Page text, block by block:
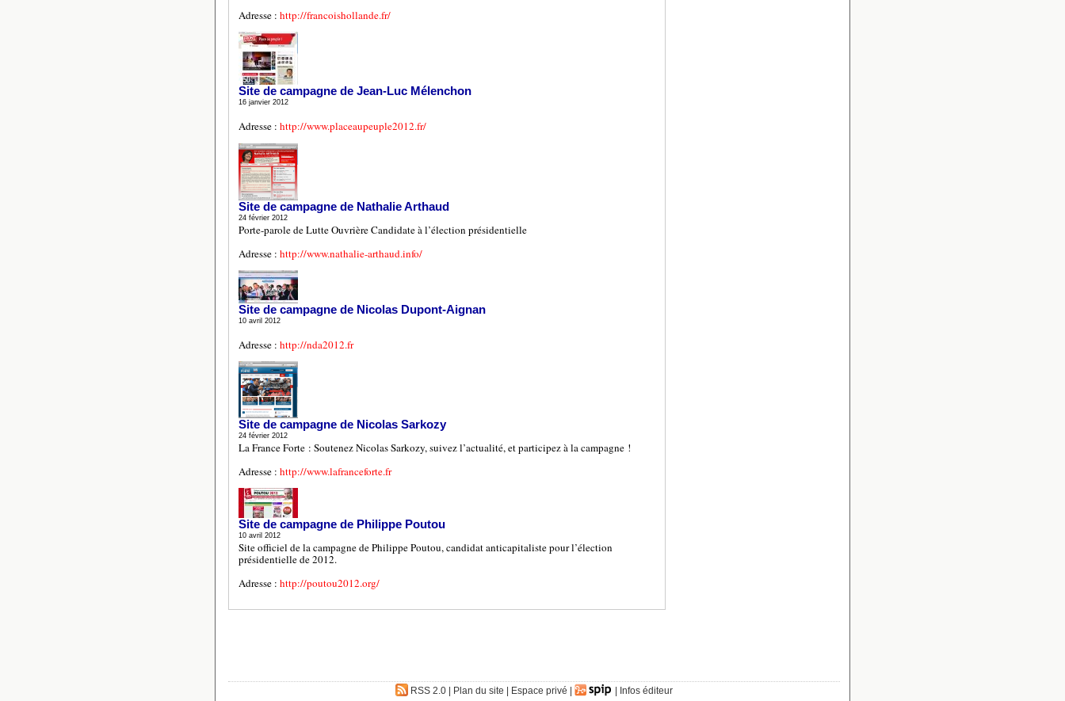
Adresse : http://francoishollande.fr/
Site de campagne de Jean-Luc Mélenchon
16 janvier 2012
Adresse : http://www.placeaupeuple2012.fr/
Site de campagne de Nathalie Arthaud
24 février 2012
Porte-parole de Lutte Ouvrière Candidate à l’élection présidentielle
Adresse : http://www.nathalie-arthaud.info/
Site de campagne de Nicolas Dupont-Aignan
10 avril 2012
Adresse : http://nda2012.fr
Site de campagne de Nicolas Sarkozy
24 février 2012
La France Forte : Soutenez Nicolas Sarkozy, suivez l’actualité, et participez à la campagne !
Adresse : http://www.lafranceforte.fr
Site de campagne de Philippe Poutou
10 avril 2012
Site officiel de la campagne de Philippe Poutou, candidat anticapitaliste pour l’élection
présidentielle de 2012.
Adresse : http://poutou2012.org/
RSS 2.0 Plan du site Espace privé Infos éditeur